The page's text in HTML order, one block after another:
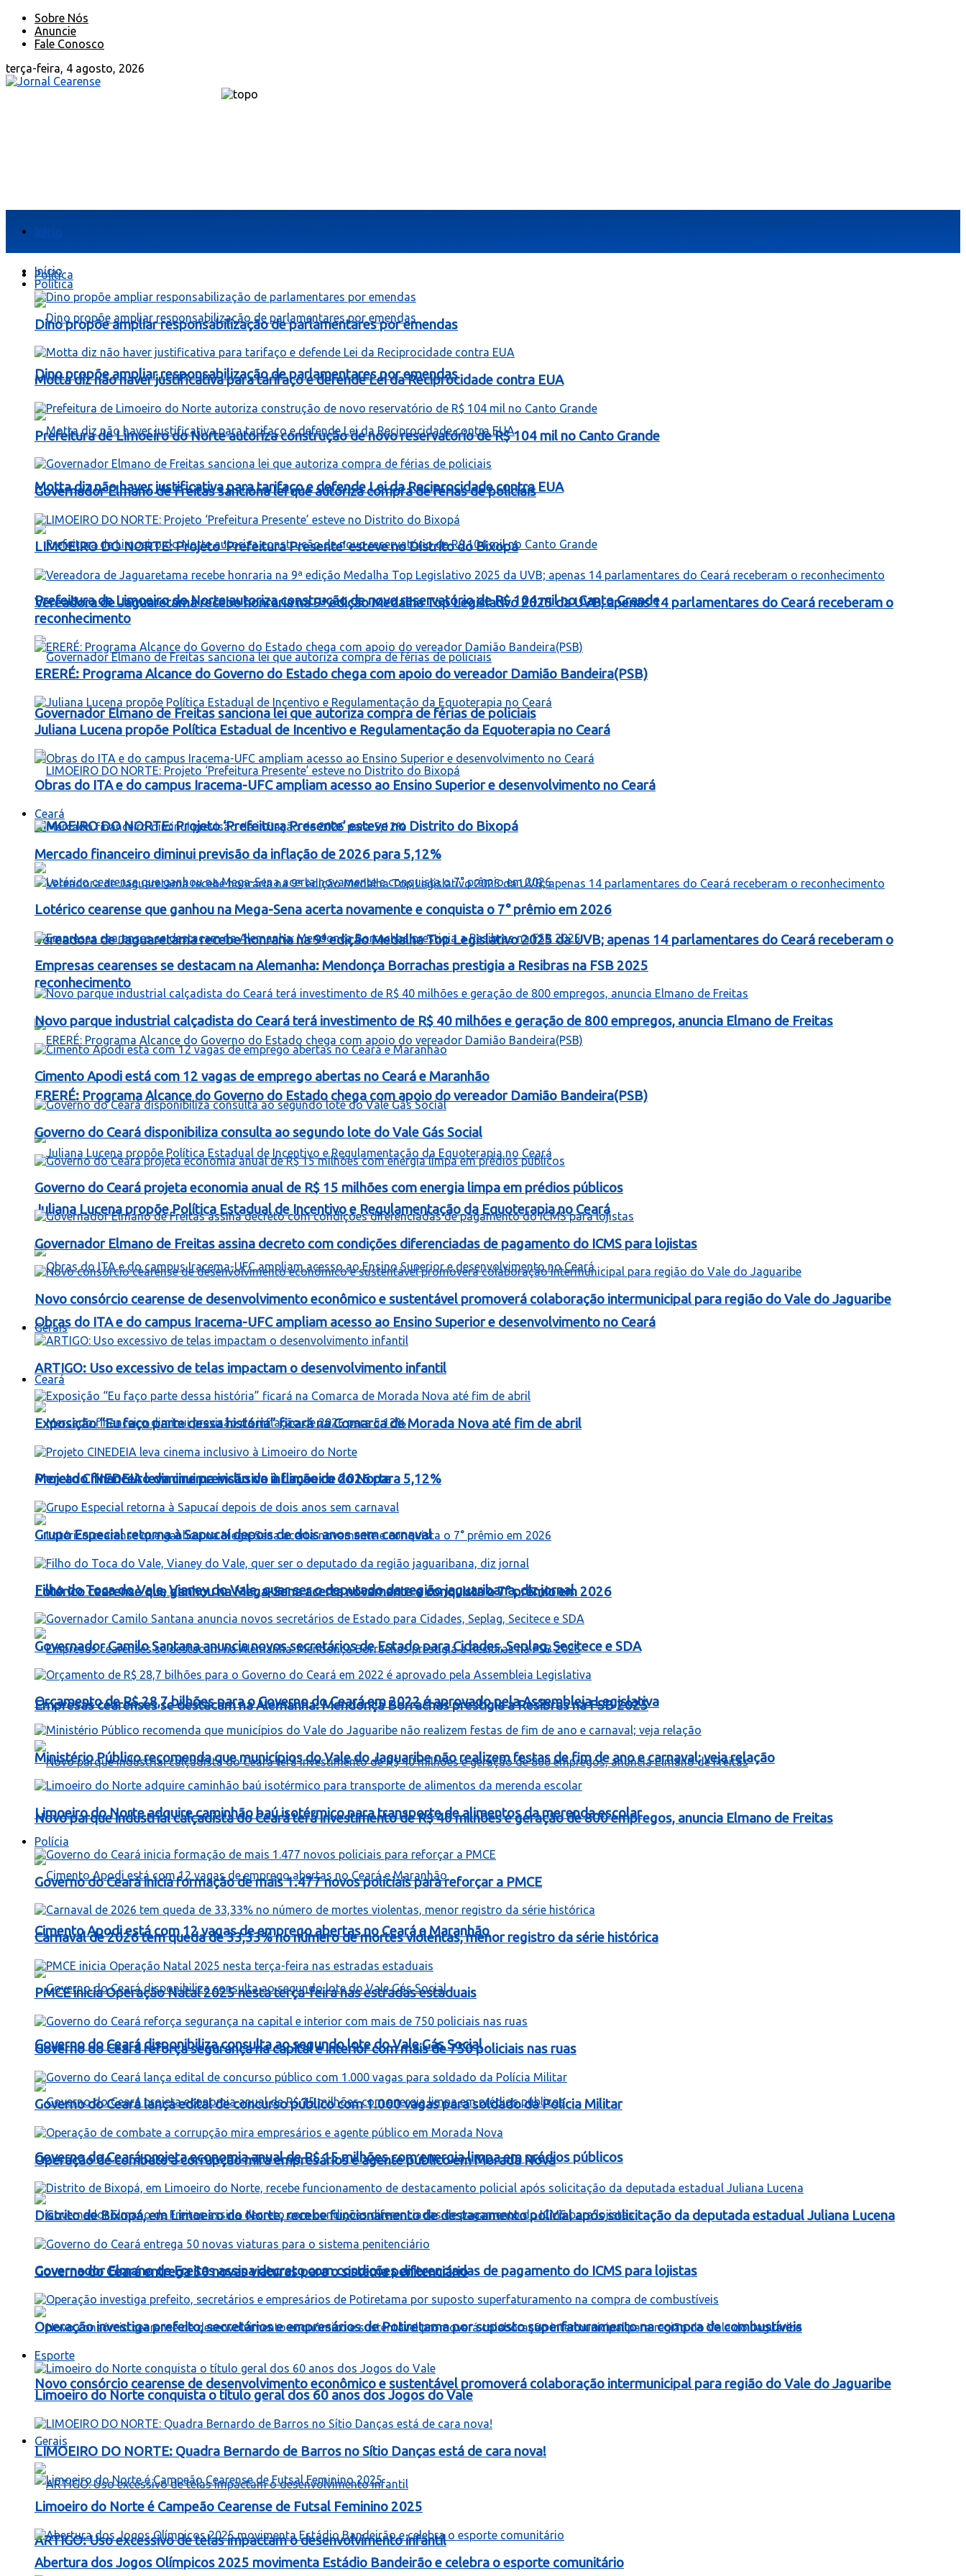
Sobre Nós
Anuncie
Fale Conosco
terça-feira, 4 agosto, 2026
Início
Política
Dino propõe ampliar responsabilização de parlamentares por emendas
Motta diz não haver justificativa para tarifaço e defende Lei da Reciprocidade contra EUA
Prefeitura de Limoeiro do Norte autoriza construção de novo reservatório de R$ 104 mil no Canto Grande
Governador Elmano de Freitas sanciona lei que autoriza compra de férias de policiais
LIMOEIRO DO NORTE: Projeto ‘Prefeitura Presente’ esteve no Distrito do Bixopá
Vereadora de Jaguaretama recebe honraria na 9ª edição Medalha Top Legislativo 2025 da UVB; apenas 14 parlamentares do Ceará receberam o
reconhecimento
ERERÉ: Programa Alcance do Governo do Estado chega com apoio do vereador Damião Bandeira(PSB)
Juliana Lucena propõe Política Estadual de Incentivo e Regulamentação da Equoterapia no Ceará
Obras do ITA e do campus Iracema-UFC ampliam acesso ao Ensino Superior e desenvolvimento no Ceará
Ceará
Mercado financeiro diminui previsão da inflação de 2026 para 5,12%
Lotérico cearense que ganhou na Mega-Sena acerta novamente e conquista o 7° prêmio em 2026
Empresas cearenses se destacam na Alemanha: Mendonça Borrachas prestigia a Resibras na FSB 2025
Novo parque industrial calçadista do Ceará terá investimento de R$ 40 milhões e geração de 800 empregos, anuncia Elmano de Freitas
Cimento Apodi está com 12 vagas de emprego abertas no Ceará e Maranhão
Governo do Ceará disponibiliza consulta ao segundo lote do Vale Gás Social
Governo do Ceará projeta economia anual de R$ 15 milhões com energia limpa em prédios públicos
Governador Elmano de Freitas assina decreto com condições diferenciadas de pagamento do ICMS para lojistas
Novo consórcio cearense de desenvolvimento econômico e sustentável promoverá colaboração intermunicipal para região do Vale do Jaguaribe
Gerais
ARTIGO: Uso excessivo de telas impactam o desenvolvimento infantil
Início
Política
Dino propõe ampliar responsabilização de parlamentares por emendas
Motta diz não haver justificativa para tarifaço e defende Lei da Reciprocidade contra EUA
Prefeitura de Limoeiro do Norte autoriza construção de novo reservatório de R$ 104 mil no Canto Grande
Governador Elmano de Freitas sanciona lei que autoriza compra de férias de policiais
LIMOEIRO DO NORTE: Projeto ‘Prefeitura Presente’ esteve no Distrito do Bixopá
Vereadora de Jaguaretama recebe honraria na 9ª edição Medalha Top Legislativo 2025 da UVB; apenas 14 parlamentares do Ceará receberam o
reconhecimento
ERERÉ: Programa Alcance do Governo do Estado chega com apoio do vereador Damião Bandeira(PSB)
Juliana Lucena propõe Política Estadual de Incentivo e Regulamentação da Equoterapia no Ceará
Obras do ITA e do campus Iracema-UFC ampliam acesso ao Ensino Superior e desenvolvimento no Ceará
Ceará
Mercado financeiro diminui previsão da inflação de 2026 para 5,12%
Lotérico cearense que ganhou na Mega-Sena acerta novamente e conquista o 7° prêmio em 2026
Empresas cearenses se destacam na Alemanha: Mendonça Borrachas prestigia a Resibras na FSB 2025
Novo parque industrial calçadista do Ceará terá investimento de R$ 40 milhões e geração de 800 empregos, anuncia Elmano de Freitas
Cimento Apodi está com 12 vagas de emprego abertas no Ceará e Maranhão
Governo do Ceará disponibiliza consulta ao segundo lote do Vale Gás Social
Governo do Ceará projeta economia anual de R$ 15 milhões com energia limpa em prédios públicos
Governador Elmano de Freitas assina decreto com condições diferenciadas de pagamento do ICMS para lojistas
Novo consórcio cearense de desenvolvimento econômico e sustentável promoverá colaboração intermunicipal para região do Vale do Jaguaribe
Gerais
ARTIGO: Uso excessivo de telas impactam o desenvolvimento infantil
Exposição “Eu faço parte dessa história” ficará na Comarca de Morada Nova até fim de abril
Projeto CINEDEIA leva cinema inclusivo à Limoeiro do Norte
Grupo Especial retorna à Sapucaí depois de dois anos sem carnaval
Filho do Toca do Vale, Vianey do Vale, quer ser o deputado da região jaguaribana, diz jornal
Governador Camilo Santana anuncia novos secretários de Estado para Cidades, Seplag, Secitece e SDA
Orçamento de R$ 28,7 bilhões para o Governo do Ceará em 2022 é aprovado pela Assembleia Legislativa
Ministério Público recomenda que municípios do Vale do Jaguaribe não realizem festas de fim de ano e carnaval; veja relação
Limoeiro do Norte adquire caminhão baú isotérmico para transporte de alimentos da merenda escolar
Polícia
Governo do Ceará inicia formação de mais 1.477 novos policiais para reforçar a PMCE
Carnaval de 2026 tem queda de 33,33% no número de mortes violentas, menor registro da série histórica
PMCE inicia Operação Natal 2025 nesta terça-feira nas estradas estaduais
Governo do Ceará reforça segurança na capital e interior com mais de 750 policiais nas ruas
Governo do Ceará lança edital de concurso público com 1.000 vagas para soldado da Polícia Militar
Operação de combate a corrupção mira empresários e agente público em Morada Nova
Distrito de Bixopá, em Limoeiro do Norte, recebe funcionamento de destacamento policial após solicitação da deputada estadual Juliana Lucena
Governo do Ceará entrega 50 novas viaturas para o sistema penitenciário
Operação investiga prefeito, secretários e empresários de Potiretama por suposto superfaturamento na compra de combustíveis
Esporte
Limoeiro do Norte conquista o título geral dos 60 anos dos Jogos do Vale
LIMOEIRO DO NORTE: Quadra Bernardo de Barros no Sítio Danças está de cara nova!
Limoeiro do Norte é Campeão Cearense de Futsal Feminino 2025
Abertura dos Jogos Olímpicos 2025 movimenta Estádio Bandeirão e celebra o esporte comunitário